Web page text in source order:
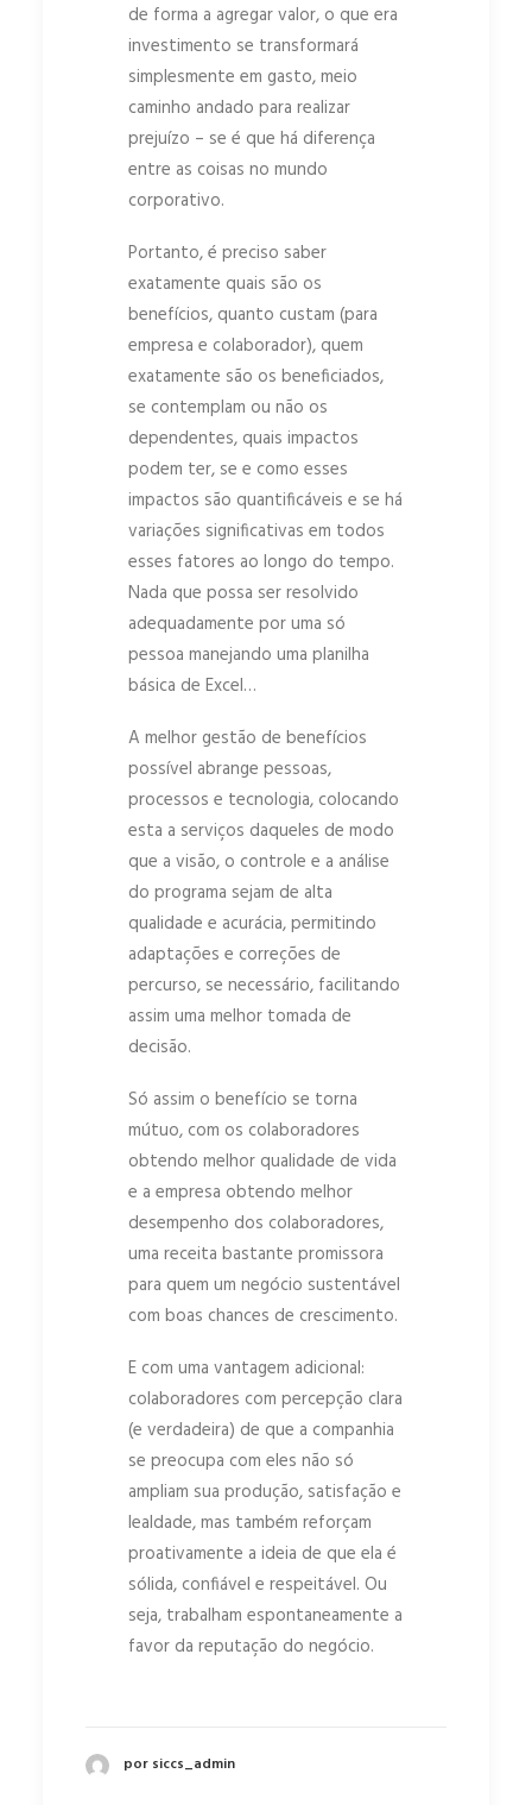
de forma a agregar valor, o que era
investimento se transformará
simplesmente em gasto, meio
caminho andado para realizar
prejuízo – se é que há diferença
entre as coisas no mundo
corporativo.
Portanto, é preciso saber
exatamente quais são os
benefícios, quanto custam (para
empresa e colaborador), quem
exatamente são os beneficiados,
se contemplam ou não os
dependentes, quais impactos
podem ter, se e como esses
impactos são quantificáveis e se há
variações significativas em todos
esses fatores ao longo do tempo.
Nada que possa ser resolvido
adequadamente por uma só
pessoa manejando uma planilha
básica de Excel…
A melhor gestão de benefícios
possível abrange pessoas,
processos e tecnologia, colocando
esta a serviços daqueles de modo
que a visão, o controle e a análise
do programa sejam de alta
qualidade e acurácia, permitindo
adaptações e correções de
percurso, se necessário, facilitando
assim uma melhor tomada de
decisão.
Só assim o benefício se torna
mútuo, com os colaboradores
obtendo melhor qualidade de vida
e a empresa obtendo melhor
desempenho dos colaboradores,
uma receita bastante promissora
para quem um negócio sustentável
com boas chances de crescimento.
E com uma vantagem adicional:
colaboradores com percepção clara
(e verdadeira) de que a companhia
se preocupa com eles não só
ampliam sua produção, satisfação e
lealdade, mas também reforçam
proativamente a ideia de que ela é
sólida, confiável e respeitável. Ou
seja, trabalham espontaneamente a
favor da reputação do negócio.
por siccs_admin